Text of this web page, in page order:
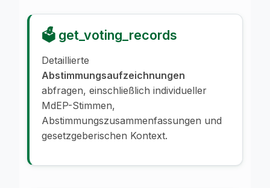
🗳️ get_voting_records
Detaillierte
Abstimmungsaufzeichnungen
abfragen, einschließlich individueller
MdEP-Stimmen,
Abstimmungszusammenfassungen und
gesetzgeberischen Kontext.